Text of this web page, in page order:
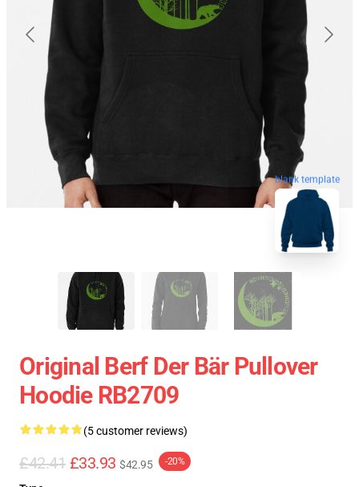
blank template
Original Berf Der Bär Pullover
Hoodie RB2709
(5 customer reviews)
£42.41 £33.93 $42.95 -20%